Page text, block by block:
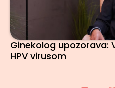
Ginekolog upozorava:
HPV virusom